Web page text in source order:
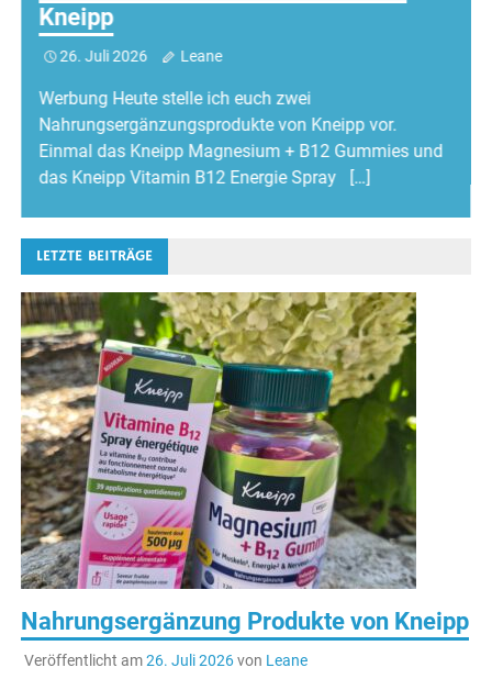
Kneipp
26. Juli 2026 Leane
Werbung Heute stelle ich euch zwei
Nahrungsergänzungsprodukte von Kneipp vor.
Einmal das Kneipp Magnesium + B12 Gummies und
das Kneipp Vitamin B12 Energie Spray […]
LETZTE BEITRÄGE
Nahrungsergänzung Produkte von Kneipp
Veröffentlicht am26. Juli 2026von Leane